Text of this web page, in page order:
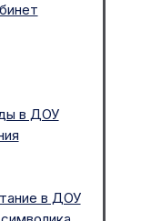
в ДОУ
в ДОУ